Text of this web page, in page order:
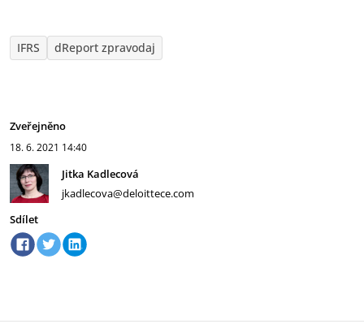
IFRS dReport zpravodaj
Zveřejněno
18. 6. 2021 14:40
Jitka Kadlecová
jkadlecova@deloittece.com
Sdílet